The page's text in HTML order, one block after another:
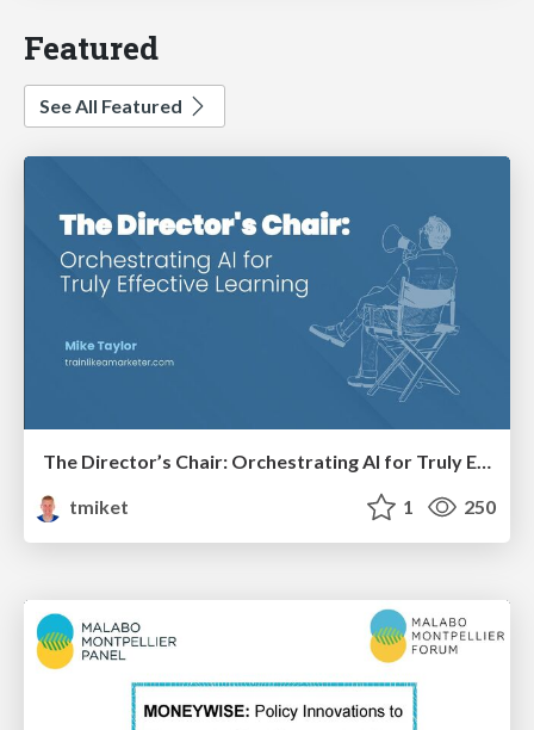
Featured
See All Featured
The Director’s Chair: Orchestrating AI for Truly Effective Learning
tmiket
1 250